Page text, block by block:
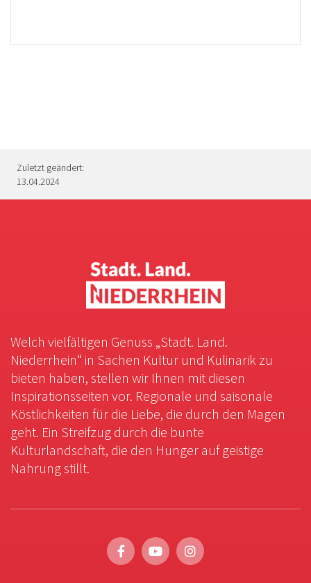
Zuletzt geändert:
13.04.2024
Welch vielfältigen Genuss „Stadt. Land.
Niederrhein“ in Sachen Kultur und Kulinarik zu
bieten haben, stellen wir Ihnen mit diesen
Inspirationsseiten vor. Regionale und saisonale
Köstlichkeiten für die Liebe, die durch den Magen
geht. Ein Streifzug durch die bunte
Kulturlandschaft, die den Hunger auf geistige
Nahrung stillt.